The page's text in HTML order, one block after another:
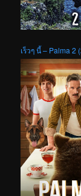
เร็วๆ นี้ – Palma 2